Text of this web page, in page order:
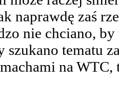
naprawdę zaś
nie chciano,
szukano tematu
na